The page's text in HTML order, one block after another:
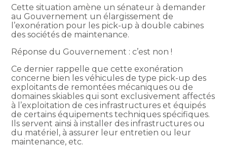
Cette situation amène un sénateur à demander
au Gouvernement un élargissement de
l’exonération pour les pick-up à double cabines
des sociétés de maintenance.
Réponse du Gouvernement : c’est non !
Ce dernier rappelle que cette exonération
concerne bien les véhicules de type pick-up des
exploitants de remontées mécaniques ou de
domaines skiables qui sont exclusivement affectés
à l’exploitation de ces infrastructures et équipés
de certains équipements techniques spécifiques.
Ils servent ainsi à installer des infrastructures ou
du matériel, à assurer leur entretien ou leur
maintenance, etc.